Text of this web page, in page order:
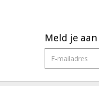
Meld je